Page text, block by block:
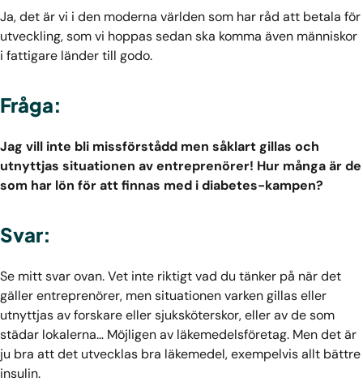
Ja, det är vi i den moderna världen som har råd att betala för
utveckling, som vi hoppas sedan ska komma även människor
i fattigare länder till godo.
Fråga:
Jag vill inte bli missförstådd men såklart gillas och
utnyttjas situationen av entreprenörer! Hur många är de
som har lön för att finnas med i diabetes-kampen?
Svar:
Se mitt svar ovan. Vet inte riktigt vad du tänker på när det
gäller entreprenörer, men situationen varken gillas eller
utnyttjas av forskare eller sjuksköterskor, eller av de som
städar lokalerna… Möjligen av läkemedelsföretag. Men det är
ju bra att det utvecklas bra läkemedel, exempelvis allt bättre
insulin.